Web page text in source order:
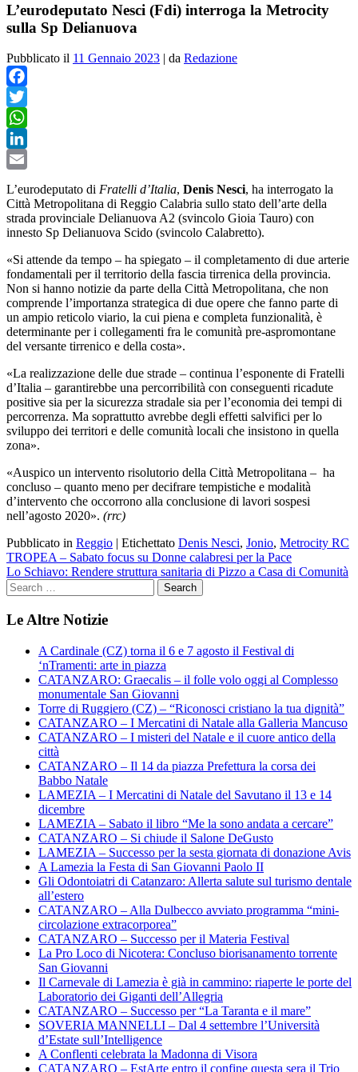
L’eurodeputato Nesci (Fdi) interroga la Metrocity
sulla Sp Delianuova
Pubblicato il 11 Gennaio 2023 | da Redazione
Facebook
Twitter
WhatsApp
LinkedIn
L’eurodeputato di Fratelli d’Italia, Denis Nesci, ha interrogato la
Città Metropolitana di Reggio Calabria sullo stato dell’arte della
strada provinciale Delianuova A2 (svincolo Gioia Tauro) con
innesto Sp Delianuova Scido (svincolo Calabretto).
«Si attende da tempo – ha spiegato – il completamento di due arterie
fondamentali per il territorio della fascia tirrenica della provincia.
Non si hanno notizie da parte della Città Metropolitana, che non
comprende l’importanza strategica di due opere che fanno parte di
un ampio reticolo viario, la cui piena e completa funzionalità, è
determinante per i collegamenti fra le comunità pre-aspromontane
del versante tirrenico e della costa».
«La realizzazione delle due strade – continua l’esponente di Fratelli
d’Italia – garantirebbe una percorribilità con conseguenti ricadute
positive sia per la sicurezza stradale sia per l’economia dei tempi di
percorrenza. Ma soprattutto avrebbe degli effetti salvifici per lo
sviluppo dei territori e delle comunità locali che insistono in quella
zona».
«Auspico un intervento risolutorio della Città Metropolitana – ha
concluso – quanto meno per decifrare tempistiche e modalità
d’intervento che occorrono alla conclusione di lavori sospesi
nell’agosto 2020». (rrc)
Pubblicato in Reggio | Etichettato Denis Nesci, Jonio, Metrocity RC
Navigazione
articoli
TROPEA – Sabato focus su Donne calabresi per la Pace
Lo Schiavo: Rendere struttura sanitaria di Pizzo a Casa di Comunità
Le Altre Notizie
A Cardinale (CZ) torna il 6 e 7 agosto il Festival di
‘nTramenti: arte in piazza
CATANZARO: Graecalis – il folle volo oggi al Complesso
monumentale San Giovanni
Torre di Ruggiero (CZ) – “Riconosci cristiano la tua dignità”
CATANZARO – I Mercatini di Natale alla Galleria Mancuso
CATANZARO – I misteri del Natale e il cuore antico della
città
CATANZARO – Il 14 da piazza Prefettura la corsa dei
Babbo Natale
LAMEZIA – I Mercatini di Natale del Savutano il 13 e 14
dicembre
LAMEZIA – Sabato il libro “Me la sono andata a cercare”
CATANZARO – Si chiude il Salone DeGusto
LAMEZIA – Successo per la sesta giornata di donazione Avis
A Lamezia la Festa di San Giovanni Paolo II
Gli Odontoiatri di Catanzaro: Allerta salute sul turismo dentale
all’estero
CATANZARO – Alla Dulbecco avviato programma “mini-
circolazione extracorporea”
CATANZARO – Successo per il Materia Festival
La Pro Loco di Nicotera: Concluso biorisanamento torrente
San Giovanni
Il Carnevale di Lamezia è già in cammino: riaperte le porte del
Laboratorio dei Giganti dell’Allegria
CATANZARO – Successo per “La Taranta e il mare”
SOVERIA MANNELLI – Dal 4 settembre l’Università
d’Estate sull’Intelligence
A Conflenti celebrata la Madonna di Visora
CATANZARO – EstArte entro il confine questa sera il Trio